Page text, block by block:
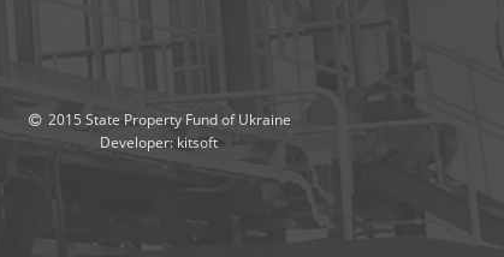
2015 State Property Fund of Ukraine
Developer: kitsoft